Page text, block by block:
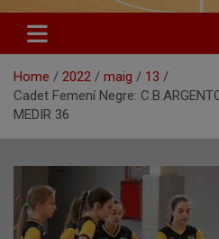
Home 2022 maig
13
Cadet Femení Negre:
MEDIR 36